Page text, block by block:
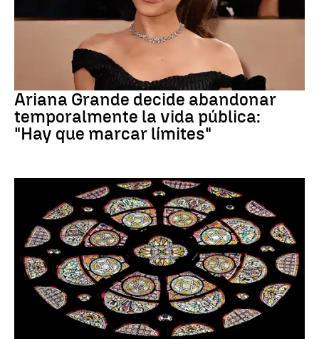
Ariana Grande decide abandonar
temporalmente la vida pública:
"Hay que marcar límites"